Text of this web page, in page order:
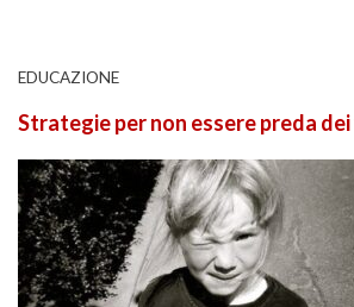
EDUCAZIONE
Strategie per non essere preda